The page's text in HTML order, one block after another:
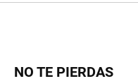
NO TE PIERDAS